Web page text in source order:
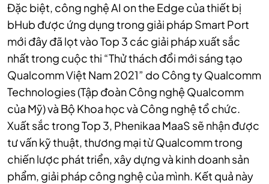
Đặc biệt, công nghệ AI on the Edge của thiết bị
bHub được ứng dụng trong giải pháp Smart Port
mới đây đã lọt vào Top 3 các giải pháp xuất sắc
nhất trong cuộc thi “Thử thách đổi mới sáng tạo
Qualcomm Việt Nam 2021” do Công ty Qualcomm
Technologies (Tập đoàn Công nghệ Qualcomm
của Mỹ) và Bộ Khoa học và Công nghệ tổ chức.
Xuất sắc trong Top 3, Phenikaa MaaS sẽ nhận được
tư vấn kỹ thuật, thương mại từ Qualcomm trong
chiến lược phát triển, xây dựng và kinh doanh sản
phẩm, giải pháp công nghệ của mình. Kết quả này